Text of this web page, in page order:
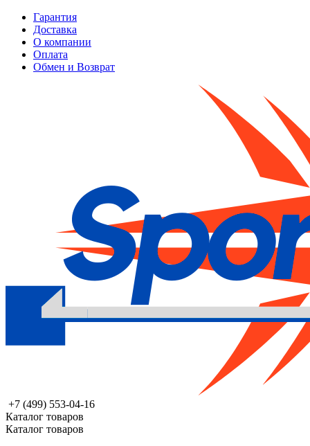
Гарантия
Доставка
О компании
Оплата
Обмен и Возврат
+7 (499) 553-04-16
Каталог товаров
Каталог товаров